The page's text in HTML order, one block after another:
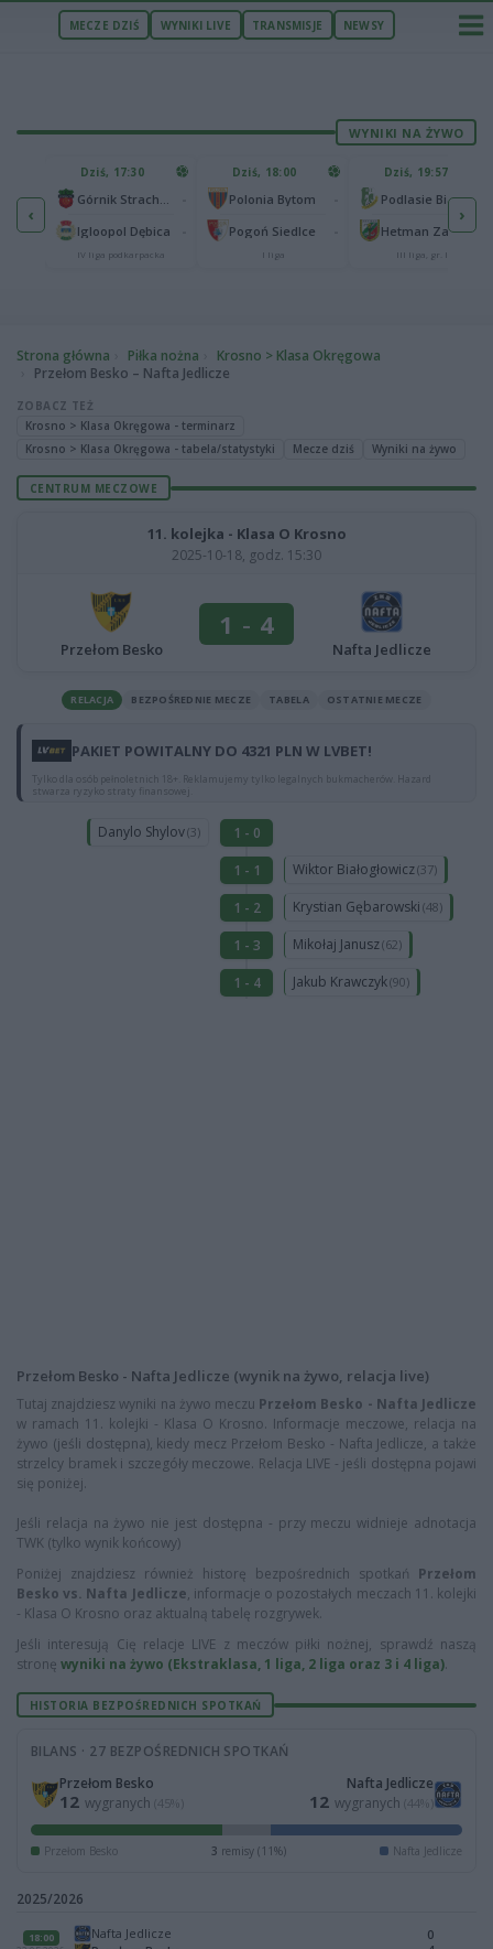
MECZE DZIŚ WYNIKI LIVE TRANSMISJE NEWSY
WYNIKI NA ŻYWO
‹
65
25
Dziś, 17:30
Igloopol Dębica
IV liga podkarpacka
Dziś, 18:00
Polonia Bytom
Pogoń Siedlce
I liga
Dziś, 19:57
Podlasie Biała Podlaska
Hetman Zamość
III liga, gr. IV
›
Strona główna Piłka nożna
Krosno > Klasa Okręgowa
Przełom Besko – Nafta Jedlicze
ZOBACZ TEŻ
Krosno > Klasa Okręgowa - terminarz
Krosno > Klasa Okręgowa - tabela/statystyki
Mecze dziś Wyniki na żywo
CENTRUM MECZOWE
11. kolejka - Klasa O Krosno
2025-10-18, godz. 15:30
Przełom Besko
1 - 4
Nafta Jedlicze
RELACJA BEZPOŚREDNIE MECZE TABELA OSTATNIE MECZE
PAKIET POWITALNY DO 4321 PLN W LVBET!
Tylko dla osób pełnoletnich 18+. Reklamujemy tylko legalnych bukmacherów. Hazard
stwarza ryzyko straty finansowej.
Danylo Shylov(3)
1 - 0
1 - 1
Wiktor Białogłowicz(37)
1 - 2 Krystian Gębarowski (48)
1 - 3 Mikołaj Janusz(62)
1 - 4 Jakub Krawczyk(90)
Przełom Besko - Nafta Jedlicze (wynik na żywo, relacja live)
Tutaj znajdziesz wyniki na żywo meczu Przełom Besko - Nafta Jedlicze
w ramach 11. kolejki - Klasa O Krosno. Informacje meczowe, relacja na
żywo (jeśli dostępna), kiedy mecz Przełom Besko - Nafta Jedlicze, a także
strzelcy bramek i szczegóły meczowe. Relacja LIVE - jeśli dostępna pojawi
się poniżej.
Jeśli relacja na żywo nie jest dostępna - przy meczu widnieje adnotacja
TWK (tylko wynik końcowy)
Poniżej znajdziesz również historę bezpośrednich spotkań Przełom
Besko vs. Nafta Jedlicze, informacje o pozostałych meczach 11. kolejki
- Klasa O Krosno oraz aktualną tabelę rozgrywek.
Jeśli interesują Cię relacje LIVE z meczów piłki nożnej, sprawdź naszą
stronę wyniki na żywo (Ekstraklasa, 1 liga, 2 liga oraz 3 i 4 liga).
HISTORIA BEZPOŚREDNICH SPOTKAŃ
BILANS · 27 BEZPOŚREDNICH SPOTKAŃ
Przełom Besko
12 wygranych (45%)
Nafta Jedlicze
12 wygranych (44%)
Przełom Besko 3 remisy (11%) Nafta Jedlicze
2025/2026
18:00
Nafta Jedlicze
0